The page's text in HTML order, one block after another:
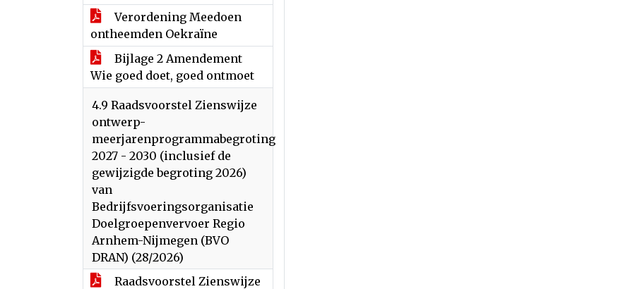
Verordening Meedoen
ontheemden Oekraïne
Bijlage 2 Amendement
Wie goed doet, goed ontmoet
4.9 Raadsvoorstel Zienswijze
ontwerp-
meerjarenprogrammabegroting
2027 - 2030 (inclusief de
gewijzigde begroting 2026)
van
Bedrijfsvoeringsorganisatie
Doelgroepenvervoer Regio
Arnhem-Nijmegen (BVO
DRAN) (28/2026)
Raadsvoorstel Zienswijze